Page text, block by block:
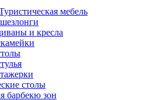
мебель
и кресла
столы
барбекю зон